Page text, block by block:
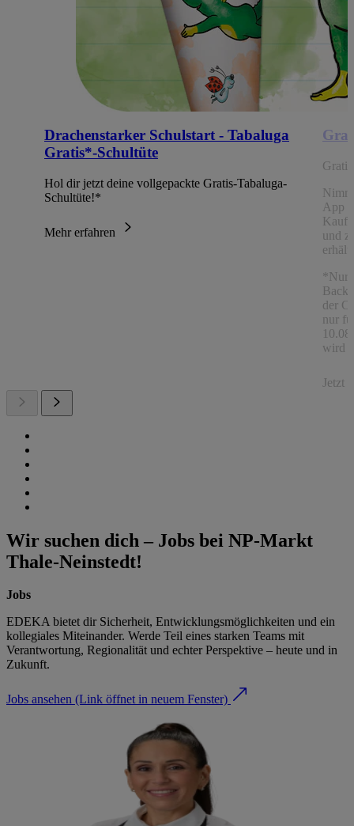
Drachenstarker Schulstart - Tabaluga
Gratis*-Schultüte
Hol dir jetzt deine vollgepackte Gratis-Tabaluga-
Schultüte!*
Mehr erfahren
App
und
*Nur
der
nur
wird
Jetzt
Wir suchen dich – Jobs bei NP-Markt
Thale-Neinstedt!
Jobs
EDEKA bietet dir Sicherheit, Entwicklungsmöglichkeiten und ein
kollegiales Miteinander. Werde Teil eines starken Teams mit
Verantwortung, Regionalität und echter Perspektive – heute und in
Zukunft.
Jobs ansehen (Link öffnet in neuem Fenster)